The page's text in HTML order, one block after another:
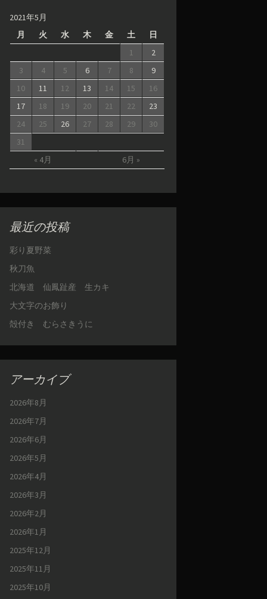
2021年5月
月
火 水 木 金 土 日
« 4月 6月 »
1
2
3
4 5 6 7 8
9
10
11 12 13 14 15
16
17
18 19 20 21 22
23
24
25 26 27 28 29
30
31
最近の投稿
彩り夏野菜
秋刀魚
北海道 仙鳳趾産 生カキ
大文字のお飾り
殻付き むらさきうに
アーカイブ
2026年8月
2026年7月
2026年6月
2026年5月
2026年4月
2026年3月
2026年2月
2026年1月
2025年12月
2025年11月
2025年10月